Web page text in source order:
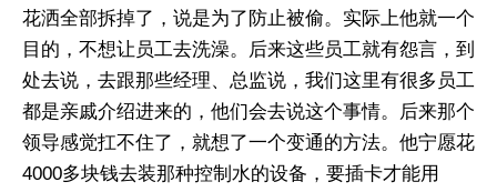
花洒全部拆掉了，说是为了防止被偷。实际上他就一个
目的，不想让员工去洗澡。后来这些员工就有怨言，到
处去说，去跟那些经理、总监说，我们这里有很多员工
都是亲戚介绍进来的，他们会去说这个事情。后来那个
领导感觉扛不住了，就想了一个变通的方法。他宁愿花
4000多块钱去装那种控制水的设备，要插卡才能用